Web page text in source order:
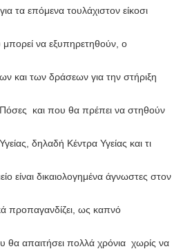
τα επόμενα τουλάχιστον είκοσι
μπορεί να εξυπηρετηθούν, ο
και των δράσεων για την στήριξη
Πόσες και που θα πρέπει να στηθούν
δηλαδή Κέντρα Υγείας και τι
είναι δικαιολογημένα άγνωστες στον
προπαγανδίζει, ως καπνό
θα απαιτήσει πολλά χρόνια χωρίς να